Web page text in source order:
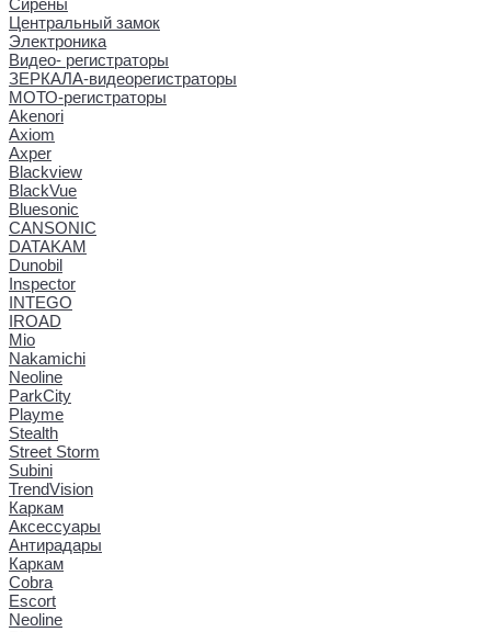
Сирены
Центральный замок
Электроника
Видео- регистраторы
ЗЕРКАЛА-видеорегистраторы
МОТО-регистраторы
Akenori
Axiom
Axper
Blackview
BlackVue
Bluesonic
CANSONIC
DATAKAM
Dunobil
Inspector
INTEGO
IROAD
Mio
Nakamichi
Neoline
ParkCity
Playme
Stealth
Street Storm
Subini
TrendVision
Каркам
Аксессуары
Антирадары
Каркам
Cobra
Escort
Neoline